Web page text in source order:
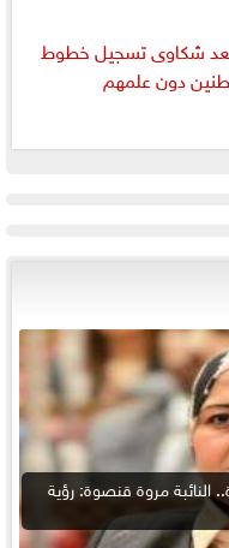
بعد شكاوى تسجيل خطوط
دون علمهم
النائبة مروة قنصوة: رؤية